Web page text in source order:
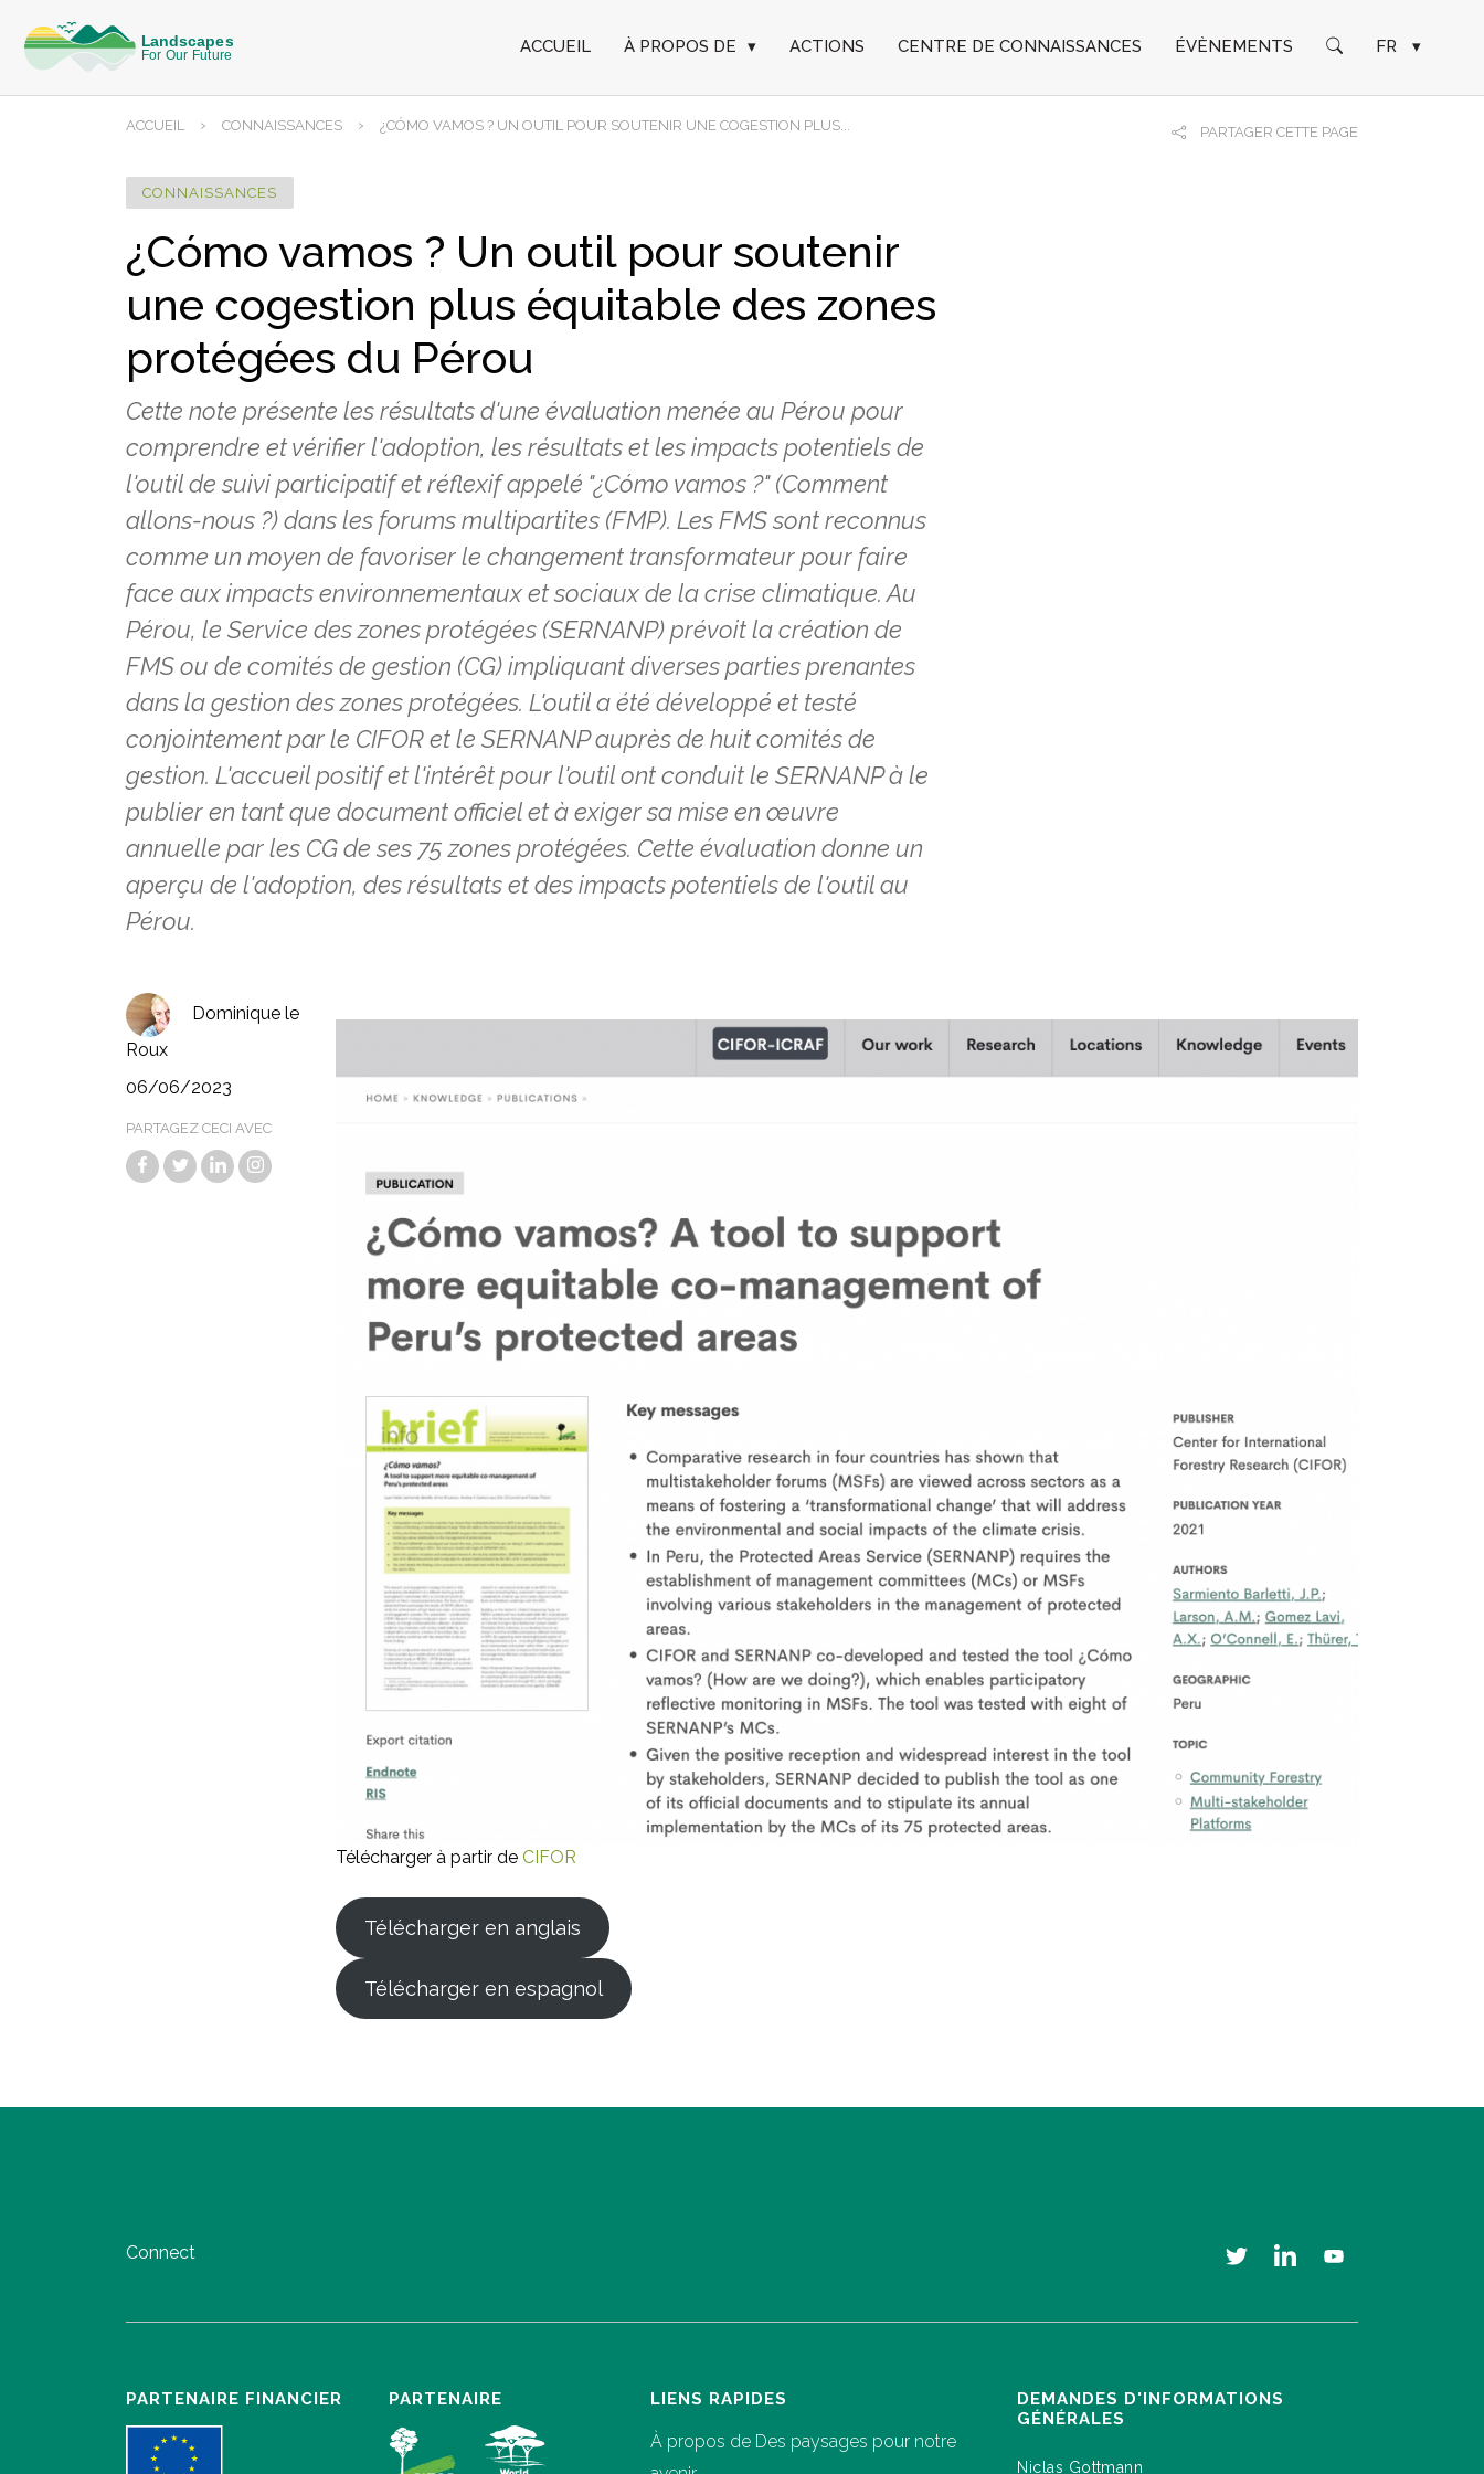
ACCUEIL À PROPOS DE ▾ ACTIONS CENTRE DE CONNAISSANCES ÉVÈNEMENTS FR ▾
ACCUEIL › CONNAISSANCES › ¿CÓMO VAMOS ? UN OUTIL POUR SOUTENIR UNE COGESTION PLUS... PARTAGER CETTE PAGE
CONNAISSANCES
¿Cómo vamos ? Un outil pour soutenir
une cogestion plus équitable des zones
protégées du Pérou
Cette note présente les résultats d'une évaluation menée au Pérou pour
comprendre et vérifier l'adoption, les résultats et les impacts potentiels de
l'outil de suivi participatif et réflexif appelé "¿Cómo vamos ?" (Comment
allons-nous ?) dans les forums multipartites (FMP). Les FMS sont reconnus
comme un moyen de favoriser le changement transformateur pour faire
face aux impacts environnementaux et sociaux de la crise climatique. Au
Pérou, le Service des zones protégées (SERNANP) prévoit la création de
FMS ou de comités de gestion (CG) impliquant diverses parties prenantes
dans la gestion des zones protégées. L'outil a été développé et testé
conjointement par le CIFOR et le SERNANP auprès de huit comités de
gestion. L'accueil positif et l'intérêt pour l'outil ont conduit le SERNANP à le
publier en tant que document officiel et à exiger sa mise en œuvre
annuelle par les CG de ses 75 zones protégées. Cette évaluation donne un
aperçu de l'adoption, des résultats et des impacts potentiels de l'outil au
Pérou.
Dominique le
Roux
06/06/2023
PARTAGEZ CECI AVEC
Télécharger à partir de CIFOR
Télécharger en anglais
Télécharger en espagnol
Connect
PARTENAIRE FINANCIER PARTENAIRE LIENS RAPIDES
À propos de Des paysages pour notre
DEMANDES D'INFORMATIONS
GÉNÉRALES
Niclas Gottmann